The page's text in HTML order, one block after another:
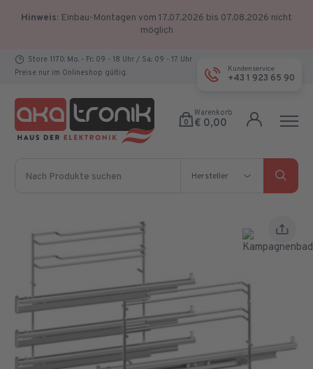
Hinweis: Einbau-Montagen vom 17.07.2026 bis 07.08.2026 nicht
möglich
Store 1170: Mo. - Fr.: 09 - 18 Uhr / Sa.: 09 - 17 Uhr
Preise nur im Onlineshop gültig.
Kundenservice
+43 1 923 65 90
0
Warenkorb
€ 0,00
Hersteller